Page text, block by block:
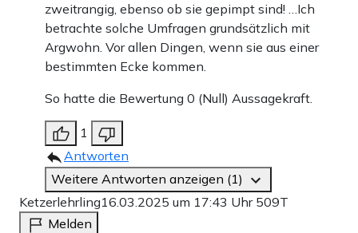
zweitrangig, ebenso ob sie gepimpt sind! …Ich
betrachte solche Umfragen grundsätzlich mit
Argwohn. Vor allen Dingen, wenn sie aus einer
bestimmten Ecke kommen.
So hatte die Bewertung 0 (Null) Aussagekraft.
1
Antworten
Weitere Antworten anzeigen (1)
Ketzerlehrling16.03.2025 um 17:43 Uhr 509T
Melden